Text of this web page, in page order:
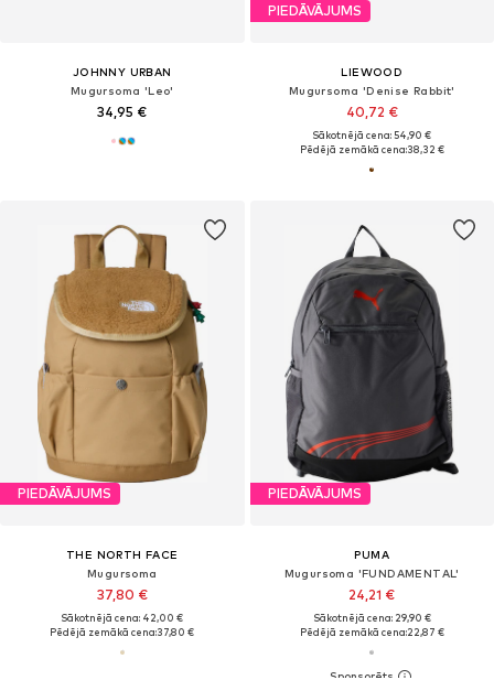
JOHNNY URBAN
Mugursoma 'Leo'
34,95 €
PIEDĀVĀJUMS
LIEWOOD
Mugursoma 'Denise Rabbit'
40,72 €
Sākotnējā cena: 54,90 €
Pēdējā zemākā cena:38,32 €
PIEDĀVĀJUMS
THE NORTH FACE
Mugursoma
37,80 €
Sākotnējā cena: 42,00 €
Pēdējā zemākā cena:37,80 €
PIEDĀVĀJUMS
PUMA
Mugursoma 'FUNDAMENTAL'
24,21 €
Sākotnējā cena: 29,90 €
Pēdējā zemākā cena:22,87 €